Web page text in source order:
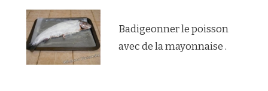
Badigeonner le poisson
avec de la mayonnaise .